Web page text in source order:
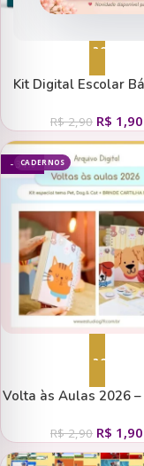
Adicionar ao
Kit Digital Escolar
R$2,90 R$ 1,90
CADERNOS
- 34%
Adicionar ao
Volta às Aulas 2026 –
R$2,90 R$ 1,90